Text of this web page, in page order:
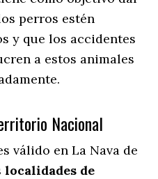
perros estén
y que los accidentes
a estos animales
Nacional
válido en La Nava de
localidades de